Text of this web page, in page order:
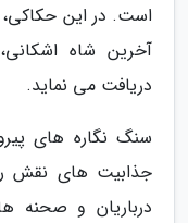
است. در این حکاکی،
آخرین شاه
دریافت می نماید.
سنگ نگاره های
جذابیت های نقش
درباریان و صحنه